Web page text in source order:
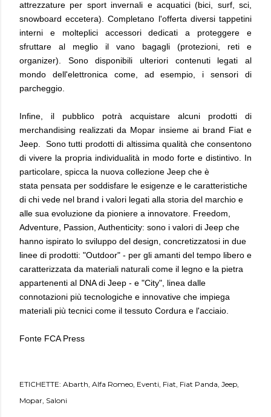
attrezzature per sport invernali e acquatici (bici, surf, sci,
snowboard eccetera). Completano l'offerta diversi tappetini
interni e molteplici accessori dedicati a proteggere e
sfruttare al meglio il vano bagagli (protezioni, reti e
organizer). Sono disponibili ulteriori contenuti legati al
mondo dell'elettronica come, ad esempio, i sensori di
parcheggio.
Infine, il pubblico potrà acquistare alcuni prodotti di
merchandising realizzati da Mopar insieme ai brand Fiat e
Jeep. Sono tutti prodotti di altissima qualità che consentono
di vivere la propria individualità in modo forte e distintivo. In
particolare, spicca la nuova collezione Jeep che è
stata pensata per soddisfare le esigenze e le caratteristiche
di chi vede nel brand i valori legati alla storia del marchio e
alle sua evoluzione da pioniere a innovatore. Freedom,
Adventure, Passion, Authenticity: sono i valori di Jeep che
hanno ispirato lo sviluppo del design, concretizzatosi in due
linee di prodotti: "Outdoor" - per gli amanti del tempo libero e
caratterizzata da materiali naturali come il legno e la pietra
appartenenti al DNA di Jeep - e "City", linea dalle
connotazioni più tecnologiche e innovative che impiega
materiali più tecnici come il tessuto Cordura e l'acciaio.
Fonte FCA Press
ETICHETTE: Abarth Alfa Romeo Eventi Fiat Fiat Panda Jeep
Mopar Saloni